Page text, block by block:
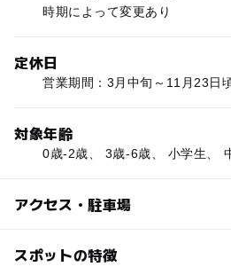
時期によって変更あり
定休日
営業期間：3月中旬～11月23日
対象年齢
0歳-2歳、 3歳-6歳、 小学生、
アクセス・駐車場
交通アクセス
スポットの特徴